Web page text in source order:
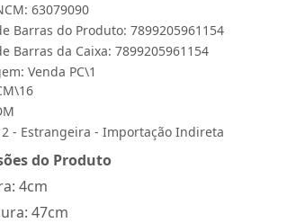
63079090
Barras do Produto: 7899205961154
Barras da Caixa: 7899205961154
Venda PC\1
- Estrangeira - Importação Indireta
do Produto
4cm
47cm